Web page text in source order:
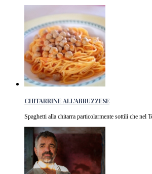
CHITARRINE ALL’ABRUZZESE
Spaghetti alla chitarra particolarmente sottili che nel